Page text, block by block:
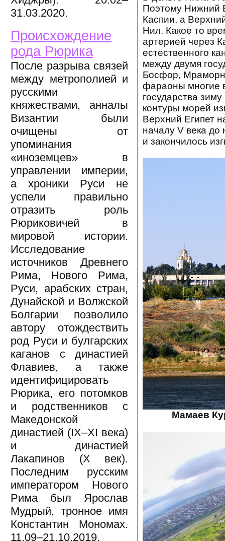
31.03.2020.
Происхождение
рода Рюрика
После разрыва связей
между метрополией и
русскими
княжествами, анналы
Византии были
очищены от
упоминания
«иноземцев» в
управлении империи,
а хроники Руси не
успели правильно
отразить роль
Рюриковичей в
мировой истории.
Исследование
источников Древнего
Рима, Нового Рима,
Руси, арабских стран,
Дунайской и Волжской
Болгарии позволило
автору отождествить
род Руси и булгарских
каганов с династией
Флавиев, а также
идентифицировать
Рюрика, его потомков
и родственников с
Македонской
династией (IX–XI века)
и династией
Лакапинов (X век).
Последним русским
императором Нового
Рима был Ярослав
Мудрый, тронное имя
Константин Мономах.
11.09–21.10.2019.
Поэтому Нижний
Каспии, а
Нил. Какое то
артерией через
естественного
между двумя
Босфор,
фараоны многие
государства
контуры морей
Верхний Египет
началу V века до
и закончилось
Мамаев